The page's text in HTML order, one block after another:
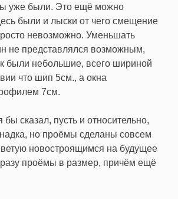
уже были. Это ещё можно
были и лыски от чего смещение
невозможно. Уменьшать
не представлялся возможным,
были небольшие, всего шириной
что шип 5см., а окна
7см.
сказал, пусть и относительно,
но проёмы сделаны совсем
новостроящимся на будущее
проёмы в размер, причём ещё